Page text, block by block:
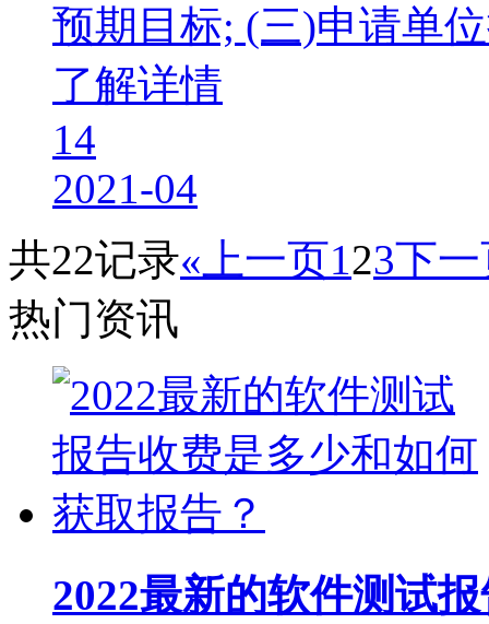
预期目标; (三)申请单
了解详情
14
2021-04
共22记录«上一页123下
热门资讯
2022最新的软件测试